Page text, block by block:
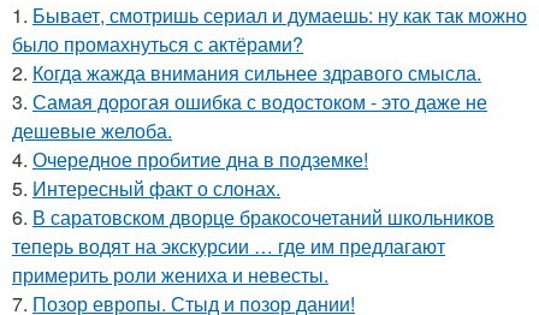
1. Бывает, смотришь сериал и думаешь: ну как так можно
было промахнуться с актёрами?
2. Когда жажда внимания сильнее здравого смысла.
3. Самая дорогая ошибка с водостоком - это даже не
дешевые желоба.
4. Очередное пробитие дна в подземке!
5. Интересный факт о слонах.
6. В саратовском дворце бракосочетаний школьников
теперь водят на экскурсии … где им предлагают
примерить роли жениха и невесты.
7. Позор европы. Стыд и позор дании!